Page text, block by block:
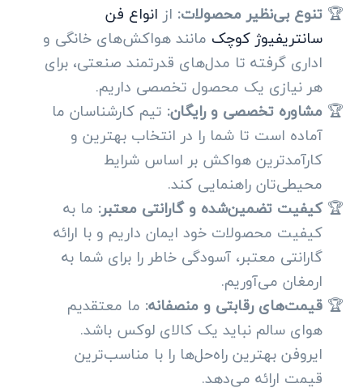
تنوع بی‌نظیر محصولات: از انواع فن‌
سانتریفیوژ کوچک مانند هواکش‌های خانگی و
اداری گرفته تا مدل‌های قدرتمند صنعتی، برای
هر نیازی یک محصول تخصصی داریم.
مشاوره تخصصی و رایگان: تیم کارشناسان ما
آماده است تا شما را در انتخاب بهترین و
کارآمدترین هواکش بر اساس شرایط
محیطی‌تان راهنمایی کند.
کیفیت تضمین‌شده و گارانتی معتبر: ما به
کیفیت محصولات خود ایمان داریم و با ارائه
گارانتی معتبر، آسودگی خاطر را برای شما به
ارمغان می‌آوریم.
قیمت‌های رقابتی و منصفانه: ما معتقدیم
هوای سالم نباید یک کالای لوکس باشد.
ایروفن بهترین راه‌حل‌ها را با مناسب‌ترین
قیمت ارائه می‌دهد.